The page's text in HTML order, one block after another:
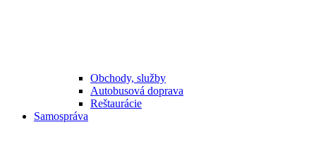
Obchody, služby
Autobusová doprava
Reštaurácie
Samospráva